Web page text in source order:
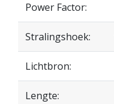
Power Factor:
Stralingshoek:
Lichtbron:
Lengte: